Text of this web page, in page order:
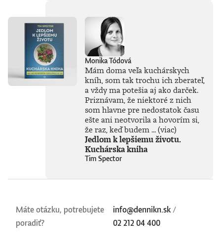
Monika Tódová
Mám doma veľa kuchárskych
kníh, som tak trochu ich zberateľ,
a vždy ma potešia aj ako darček.
Priznávam, že niektoré z nich
som hlavne pre nedostatok času
ešte ani neotvorila a hovorím si,
že raz, keď budem ...(viac)
Jedlom k lepšiemu životu.
Kuchárska kniha
Tim Spector
Máte otázku, potrebujete
poradiť?
info@dennikn.sk /
02 212 04 400